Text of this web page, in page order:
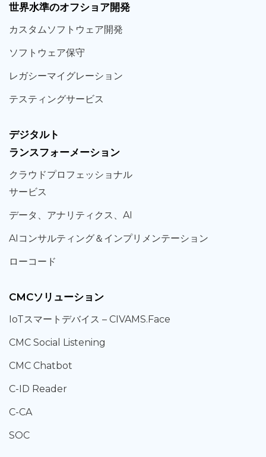
世界水準のオフショア開発
カスタムソフトウェア開発
ソフト ウェア保守
レガシーマイグレーション
テスティングサービス
デジタルト
ランスフォーメーション
クラウドプロフェッショナル
サービス
データ、 アナリティクス、 AI
AIコンサルティング＆ インプリメンテーション
ローコード
CMCソリューション
IoTスマートデバイス – CIVAMS.Face
CMC Social Listening
CMC Chatbot
C-ID Reader
C-CA
SOC